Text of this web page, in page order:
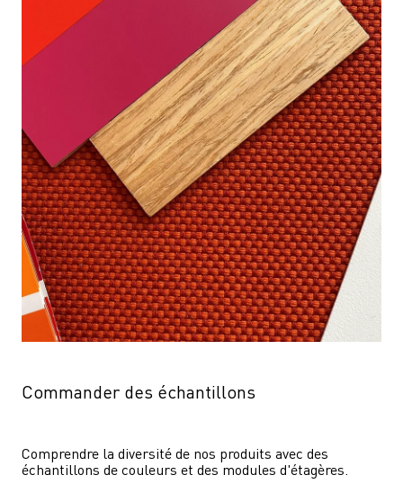
Commander des échantillons
Comprendre la diversité de nos produits avec des
échantillons de couleurs et des modules d'étagères.